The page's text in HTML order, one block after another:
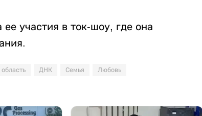
ее участия в ток-шоу, где она
ДНК Семья Любовь